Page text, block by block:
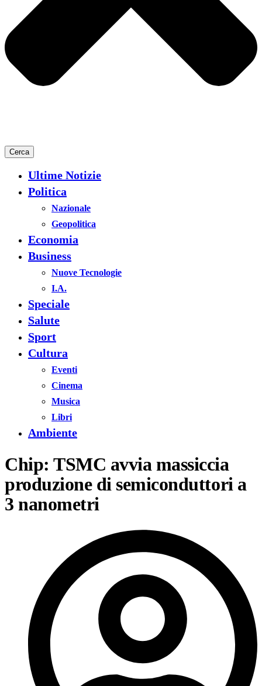
Cerca
Ultime Notizie
Politica
Nazionale
Geopolitica
Economia
Business
Nuove Tecnologie
I.A.
Speciale
Salute
Sport
Cultura
Eventi
Cinema
Musica
Libri
Ambiente
Chip: TSMC avvia massiccia
produzione di semiconduttori a
3 nanometri